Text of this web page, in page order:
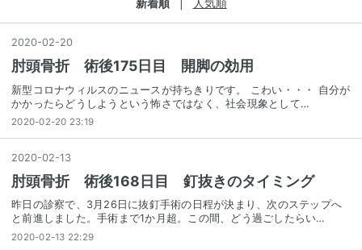
2020-02-20
肘頭骨折 術後175日目 開脚の効用
新型コロナウィルスのニュースが持ちきりです。 こわい・・・ 自分が
かかったらどうしようという怖さではなく、社会現象として…
2020-02-20 23:19
2020-02-13
肘頭骨折 術後168日目 釘抜きのタイミング
昨日の診察で、3月26日に抜釘手術の日程が決まり、次のステップへ
と前進しました。手術まで1か月超。この間、どう過ごしたらい…
2020-02-13 22:29